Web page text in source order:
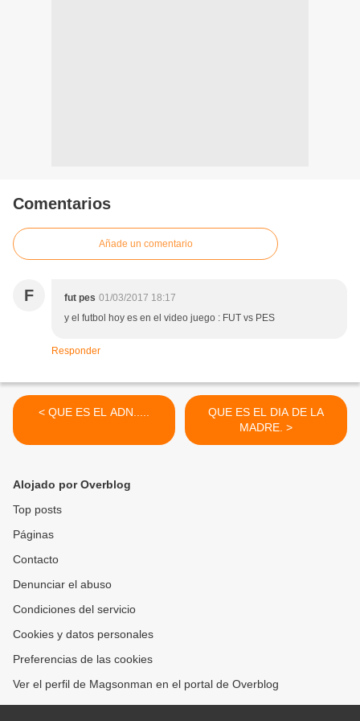
Comentarios
Añade un comentario
F fut pes 01/03/2017 18:17
y el futbol hoy es en el video juego : FUT vs PES
Responder
< QUE ES EL ADN.....
QUE ES EL DIA DE LA
MADRE. >
Alojado por Overblog
Top posts
Páginas
Contacto
Denunciar el abuso
Condiciones del servicio
Cookies y datos personales
Preferencias de las cookies
Ver el perfil de Magsonman en el portal de Overblog